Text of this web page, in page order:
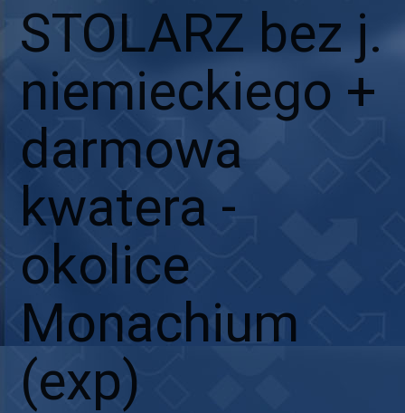
STOLARZ bez j.
niemieckiego +
darmowa
kwatera -
okolice
Monachium
(exp)